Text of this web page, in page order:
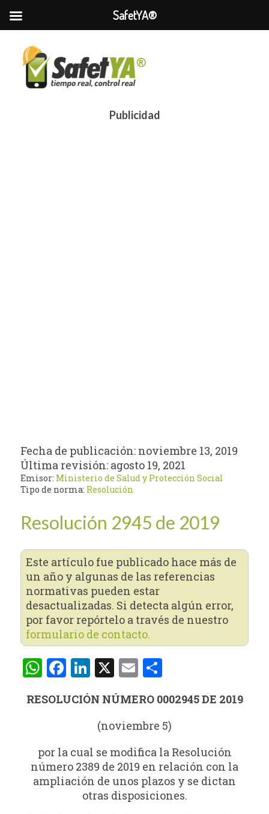
Publicidad
Fecha de publicación: noviembre 13, 2019
Última revisión: agosto 19, 2021
Emisor: Ministerio de Salud y Protección Social
Tipo de norma: Resolución
Resolución 2945 de 2019
Este artículo fue publicado hace más de
un año y algunas de las referencias
normativas pueden estar
desactualizadas. Si detecta algún error,
por favor repórtelo a través de nuestro
formulario de contacto.
WhatsApp
Facebook
LinkedIn
X Email
RESOLUCIÓN NÚMERO 0002945 DE 2019
(noviembre 5)
por la cual se modifica la Resolución
número 2389 de 2019 en relación con la
ampliación de unos plazos y se dictan
otras disposiciones.
SafetYA®